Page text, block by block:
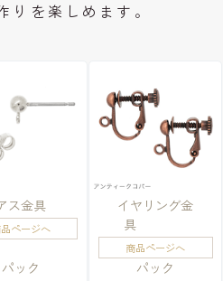
りを楽しめます。
ス金具
ページへ
パック
イヤリング金
具
商品ページへ
パック